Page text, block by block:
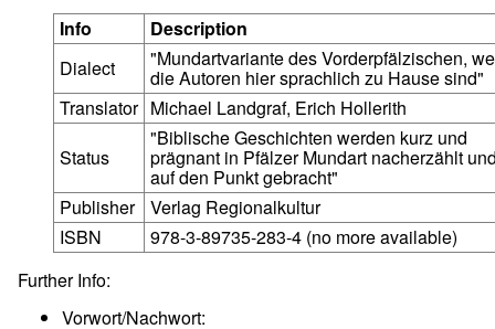
Info
Description
Dialect
"Mundartvariante des Vorderpfälzischen,
die Autoren hier sprachlich zu Hause sind"
Translator Michael Landgraf, Erich Hollerith
Status
"Biblische Geschichten werden kurz und
prägnant in Pfälzer Mundart nacherzählt
auf den Punkt gebracht"
Publisher
Verlag Regionalkultur
ISBN
978-3-89735-283-4 (no more available)
Further Info:
Vorwort/Nachwort: